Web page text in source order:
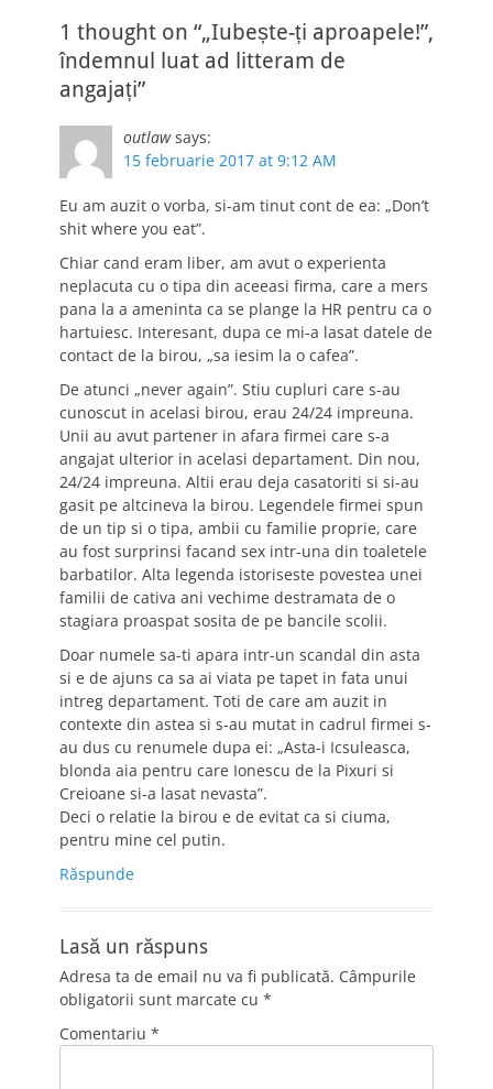
1 thought on “„Iubește-ți aproapele!”,
îndemnul luat ad litteram de
angajați”
outlaw says:
15 februarie 2017 at 9:12 AM
Eu am auzit o vorba, si-am tinut cont de ea: „Don’t
shit where you eat”.
Chiar cand eram liber, am avut o experienta
neplacuta cu o tipa din aceeasi firma, care a mers
pana la a ameninta ca se plange la HR pentru ca o
hartuiesc. Interesant, dupa ce mi-a lasat datele de
contact de la birou, „sa iesim la o cafea”.
De atunci „never again”. Stiu cupluri care s-au
cunoscut in acelasi birou, erau 24/24 impreuna.
Unii au avut partener in afara firmei care s-a
angajat ulterior in acelasi departament. Din nou,
24/24 impreuna. Altii erau deja casatoriti si si-au
gasit pe altcineva la birou. Legendele firmei spun
de un tip si o tipa, ambii cu familie proprie, care
au fost surprinsi facand sex intr-una din toaletele
barbatilor. Alta legenda istoriseste povestea unei
familii de cativa ani vechime destramata de o
stagiara proaspat sosita de pe bancile scolii.
Doar numele sa-ti apara intr-un scandal din asta
si e de ajuns ca sa ai viata pe tapet in fata unui
intreg departament. Toti de care am auzit in
contexte din astea si s-au mutat in cadrul firmei s-
au dus cu renumele dupa ei: „Asta-i Icsuleasca,
blonda aia pentru care Ionescu de la Pixuri si
Creioane si-a lasat nevasta”.
Deci o relatie la birou e de evitat ca si ciuma,
pentru mine cel putin.
Răspunde
Lasă un răspuns
Adresa ta de email nu va fi publicată. Câmpurile
obligatorii sunt marcate cu *
Comentariu *